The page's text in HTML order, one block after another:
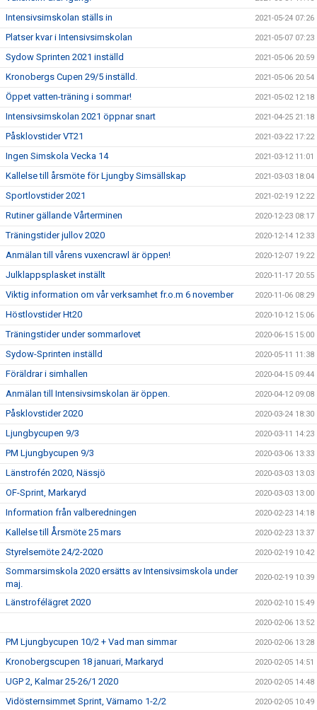
Intensivsimskolan ställs in 2021-05-24 07:26
Platser kvar i Intensivsimskolan 2021-05-07 07:23
Sydow Sprinten 2021 inställd 2021-05-06 20:59
Kronobergs Cupen 29/5 inställd. 2021-05-06 20:54
Öppet vatten-träning i sommar! 2021-05-02 12:18
Intensivsimskolan 2021 öppnar snart 2021-04-25 21:18
Påsklovstider VT21 2021-03-22 17:22
Ingen Simskola Vecka 14 2021-03-12 11:01
Kallelse till årsmöte för Ljungby Simsällskap 2021-03-03 18:04
Sportlovstider 2021 2021-02-19 12:22
Rutiner gällande Vårterminen 2020-12-23 08:17
Träningstider jullov 2020 2020-12-14 12:33
Anmälan till vårens vuxencrawl är öppen! 2020-12-07 19:22
Julklappsplasket inställt 2020-11-17 20:55
Viktig information om vår verksamhet fr.o.m 6 november 2020-11-06 08:29
Höstlovstider Ht20 2020-10-12 15:06
Träningstider under sommarlovet 2020-06-15 15:00
Sydow-Sprinten inställd 2020-05-11 11:38
Föräldrar i simhallen 2020-04-15 09:44
Anmälan till Intensivsimskolan är öppen. 2020-04-12 09:08
Påsklovstider 2020 2020-03-24 18:30
Ljungbycupen 9/3 2020-03-11 14:23
PM Ljungbycupen 9/3 2020-03-06 13:33
Länstrofén 2020, Nässjö 2020-03-03 13:03
OF-Sprint, Markaryd 2020-03-03 13:00
Information från valberedningen 2020-02-23 14:18
Kallelse till Årsmöte 25 mars 2020-02-23 13:37
Styrelsemöte 24/2-2020 2020-02-19 10:42
Sommarsimskola 2020 ersätts av Intensivsimskola under
maj.
2020-02-19 10:39
Länstrofélägret 2020 2020-02-10 15:49
2020-02-06 13:52
PM Ljungbycupen 10/2 + Vad man simmar 2020-02-06 13:28
Kronobergscupen 18 januari, Markaryd 2020-02-05 14:51
UGP 2, Kalmar 25-26/1 2020 2020-02-05 14:48
Vidösternsimmet Sprint, Värnamo 1-2/2 2020-02-05 10:49